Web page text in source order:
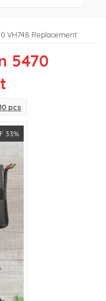
VH748 Replacement
5470
10 pcs
33%